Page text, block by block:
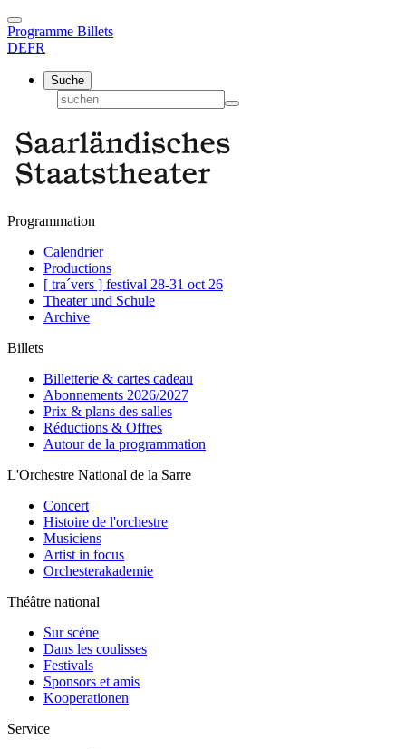
Programme Billets
DEFR
Suche
Programmation
Calendrier
Productions
[ tra´vers ] festival 28-31 oct 26
Theater und Schule
Archive
Billets
Billetterie & cartes cadeau
Abonnements 2026/2027
Prix & plans des salles
Réductions & Offres
Autour de la programmation
L'Orchestre National de la Sarre
Concert
Histoire de l'orchestre
Musiciens
Artist in focus
Orchesterakademie
Théâtre national
Sur scène
Dans les coulisses
Festivals
Sponsors et amis
Kooperationen
Service